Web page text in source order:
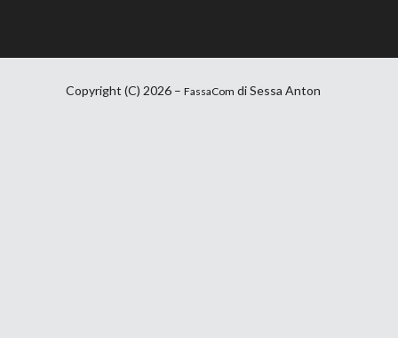
Copyright (C) 2026 – FassaCom di Sessa Anton